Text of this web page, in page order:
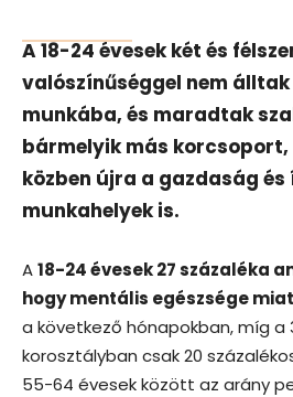
A 18-24 évesek két és
valószínűséggel nem
munkába, és maradtak
bármelyik más
közben újra a gazdaság és
munkahelyek is.
A18-24 évesek 27 százaléka
hogy mentális egészsége
a következő hónapokban, míg a
korosztályban csak 20
55-64 évesek között az arány